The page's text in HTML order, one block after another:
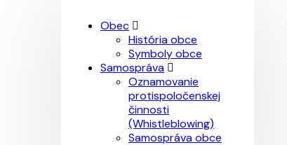
Obec
História obce
Symboly obce
Samospráva
Oznamovanie
protispoločenskej
činnosti
(Whistleblowing)
Samospráva obce